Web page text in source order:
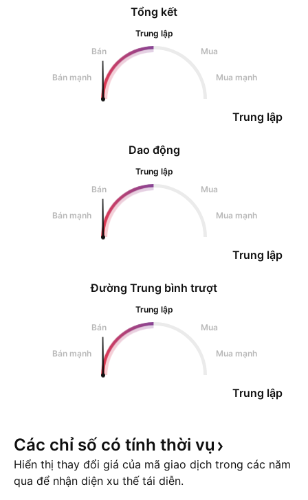
Dao động
Trung lập
Bán
Mua
Bán mạnh Mua mạnh
Trung lập
Tổng kết
Trung lập
Bán
Mua
Bán mạnh Mua mạnh
Trung lập
Đường Trung bình trượt
Trung lập
Bán
Mua
Bán mạnh Mua mạnh
Trung lập
Các chỉ số có tính thời vụ
Hiển thị thay đổi giá của mã giao dịch trong các năm
qua để nhận diện xu thế tái diễn.